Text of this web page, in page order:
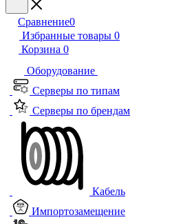
Сравнение0
Избранные товары 0
Корзина 0
Оборудование
Серверы по типам
Серверы по брендам
Кабель
Импортозамещение